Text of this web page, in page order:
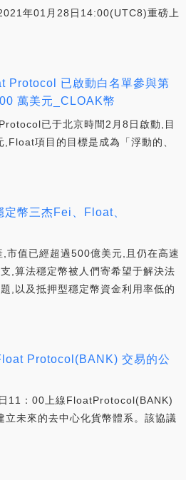
年01月28日14:00(UTC8)重磅上
Protocol 已啟動白名單參與第
萬美元_CLOAK幣
已于北京時間2月8日啟動,目
項目的目標是成為「浮動的、
幣三杰Fei、Float、
市值已經超過500億美元,且仍在高速
,算法穩定幣被人們寄希望于解決法
,以及抵押型穩定幣資金利用率低的
Protocol(BANK) 交易的公
11：00上線FloatProtocol(BANK)
未來的去中心化貨幣體系。該協議